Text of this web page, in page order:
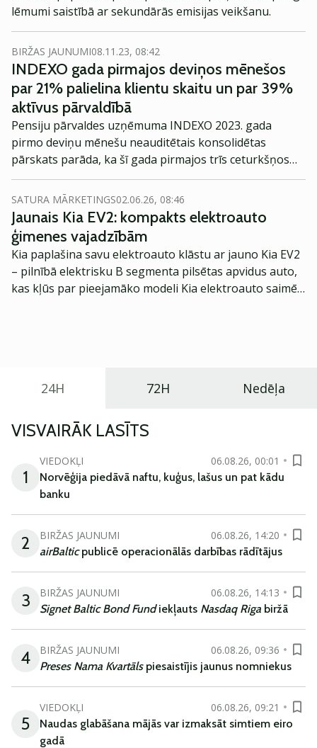
lēmumi saistībā ar sekundārās emisijas veikšanu.
BIRŽAS JAUNUMI08.11.23, 08:42
INDEXO gada pirmajos deviņos mēnešos
par 21% palielina klientu skaitu un par 39%
aktīvus pārvaldībā
Pensiju pārvaldes uzņēmuma INDEXO 2023. gada
pirmo deviņu mēnešu neauditētais konsolidētas
pārskats parāda, ka šī gada pirmajos trīs ceturkšņos
uzņēmums ir palielinājis savu klientu skaitu par 20 493
jeb 21% un septembra beigās kopējais INDEXO pensiju
plānu klientu skaits bija 120 193.
SATURA MĀRKETINGS02.06.26, 08:46
Jaunais Kia EV2: kompakts elektroauto
ģimenes vajadzībām
Kia paplašina savu elektroauto klāstu ar jauno Kia EV2
– pilnībā elektrisku B segmenta pilsētas apvidus auto,
kas kļūs par pieejamāko modeli Kia elektroauto saimē
24H 72H Nedēļa
VISVAIRĀK LASĪTS
1
VIEDOKĻI
06.08.26, 00:01
Norvēģija piedāvā naftu, kuģus, lašus un pat kādu
banku
2 BIRŽAS JAUNUMI
06.08.26, 14:20
airBalticpublicē operacionālās darbības rādītājus
3 BIRŽAS JAUNUMI
06.08.26, 14:13
Signet Baltic Bond Fundiekļauts Nasdaq Riga biržā
4 BIRŽAS JAUNUMI
06.08.26, 09:36
Preses Nama Kvartāls piesaistījis jaunus nomniekus
5
VIEDOKĻI
06.08.26, 09:21
Naudas glabāšana mājās var izmaksāt simtiem eiro
gadā